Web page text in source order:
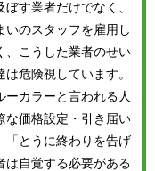
す業者だけでなく、
いのスタッフを雇用し
、こうした業者のせい
危険視しています。
ーカラーと言われる人
な価格設定・引き届い
「とうに終わりを告げ
は自覚する必要がある